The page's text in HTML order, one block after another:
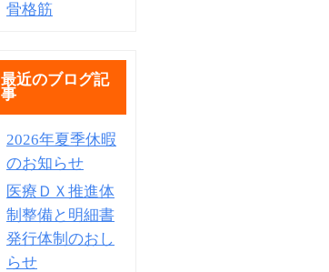
骨格筋
最近のブログ記
事
2026年夏季休暇
のお知らせ
医療ＤＸ推進体
制整備と明細書
発⾏体制のおし
らせ